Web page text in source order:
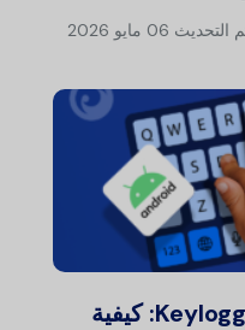
التحديث
التثبيت عن بعد لبرنامج Keylogger: كيفية